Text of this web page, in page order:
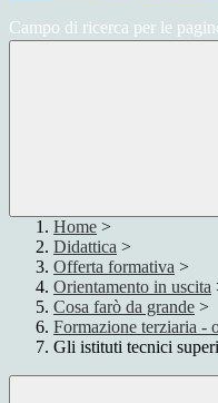
Campo di ricerca per le
Home >
Didattica >
Offerta formativa >
Orientamento in uscita
Cosa farò da grande >
Formazione terziaria -
Gli istituti tecnici